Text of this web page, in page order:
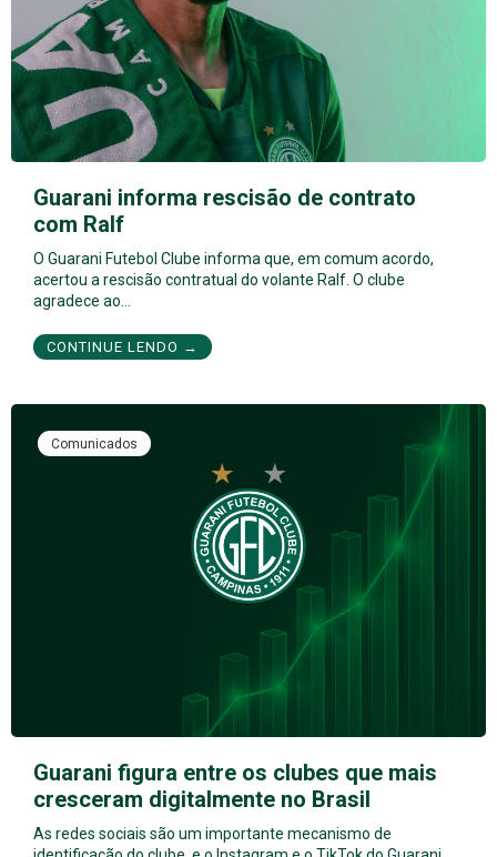
Guarani informa rescisão de contrato
com Ralf
O Guarani Futebol Clube informa que, em comum acordo,
acertou a rescisão contratual do volante Ralf. O clube
agradece ao…
CONTINUE LENDO →
Comunicados
Guarani figura entre os clubes que mais
cresceram digitalmente no Brasil
As redes sociais são um importante mecanismo de